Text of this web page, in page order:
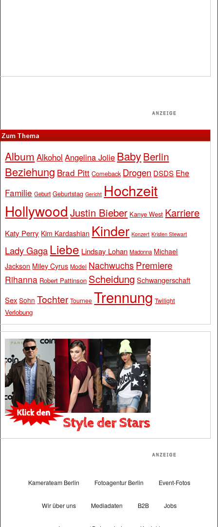
Zum Thema
Album Alkohol Angelina Jolie BabyBerlin
Beziehung Brad Pitt Comeback Drogen DSDS Ehe
Familie Geburt Geburtstag Gericht Hochzeit
Hollywood Justin Bieber Kanye West Karriere
Katy Perry Kim Kardashian Kinder Konzert Kristen Stewart
Lady Gaga Liebe Lindsay Lohan Madonna Michael
Jackson Miley Cyrus Model Nachwuchs Premiere
Rihanna Robert Pattinson Scheidung Schwangerschaft
Sex Sohn Tochter Tournee Trennung Twilight
Verlobung
Kamerateam Berlin Fotoagentur Berlin Event-Fotos
Wir über uns Mediadaten B2B Jobs